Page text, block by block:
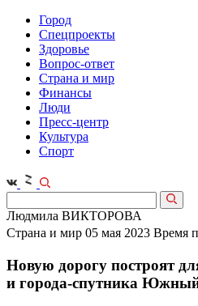
Город
Спецпроекты
Здоровье
Вопрос-ответ
Страна и мир
Финансы
Люди
Пресс-центр
Культура
Спорт
Людмила ВИКТОРОВА
Страна и мир 05 мая 2023 Время
Новую дорогу построят
и города-спутника